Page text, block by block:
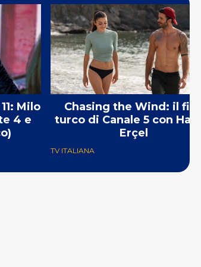
Milo
4 e
Chasing the Wind: il film
turco di Canale 5 con
Erçel
TV ITALIANA